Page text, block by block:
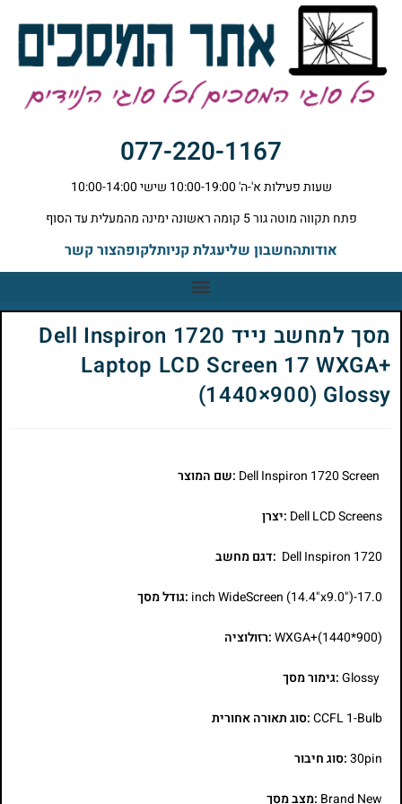
077-220-1167
שעות פעילות א'-ה' 10:00-19:00 שישי 10:00-14:00
פתח תקווה מוטה גור 5 קומה ראשונה ימינה מהמעלית עד הסוף
אודותהחשבון שליעגלת קניותלקופהצור קשר
מסך למחשב נייד Dell Inspiron 1720
Laptop LCD Screen 17 WXGA+
(1440×900) Glossy
:שם המוצר
Dell LCD Screens :יצרן
Dell Inspiron 1720 :דגם מחשב
17.0-inch WideScreen (14.4"x9.0") :גודל מסך
WXGA+(1440*900):רזולוציה
Glossy:גימור מסך
CCFL 1-Bulb:סוג תאורה אחורית
30pin:סוג חיבור
Brand New :מצב מסך